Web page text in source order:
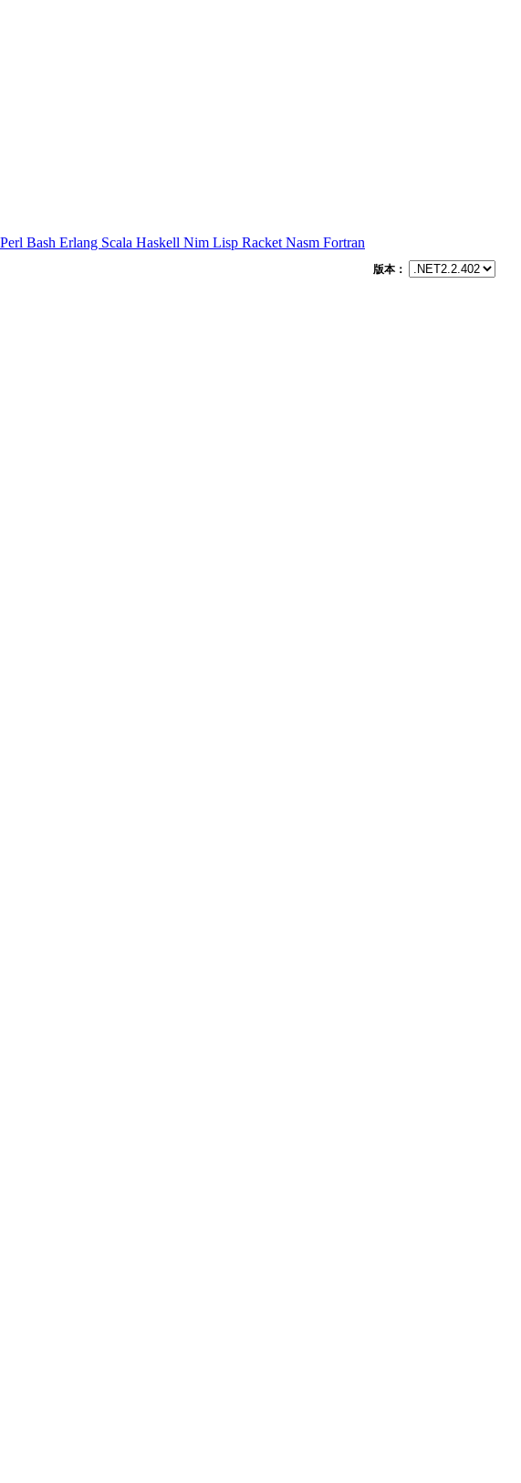
Perl Bash Erlang Scala Haskell Nim Lisp Racket Nasm Fortran
版本：